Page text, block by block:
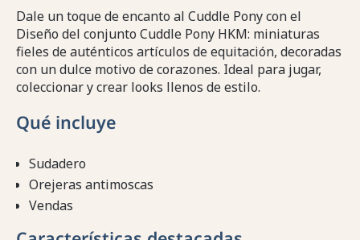
Dale un toque de encanto al Cuddle Pony con el
Diseño del conjunto Cuddle Pony HKM: miniaturas
fieles de auténticos artículos de equitación, decoradas
con un dulce motivo de corazones. Ideal para jugar,
coleccionar y crear looks llenos de estilo.
Qué incluye
Sudadero
Orejeras antimoscas
Vendas